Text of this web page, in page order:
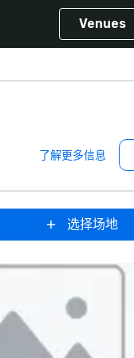
Venues
了解更多信息
选择场地